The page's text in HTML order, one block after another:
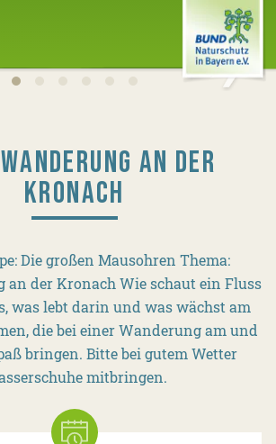
AN DER
KRONACH
Die großen Mausohren Thema:
an der Kronach Wie schaut ein Fluss
was lebt darin und was wächst am
die bei einer Wanderung am und
bringen. Bitte bei gutem Wetter
mitbringen.